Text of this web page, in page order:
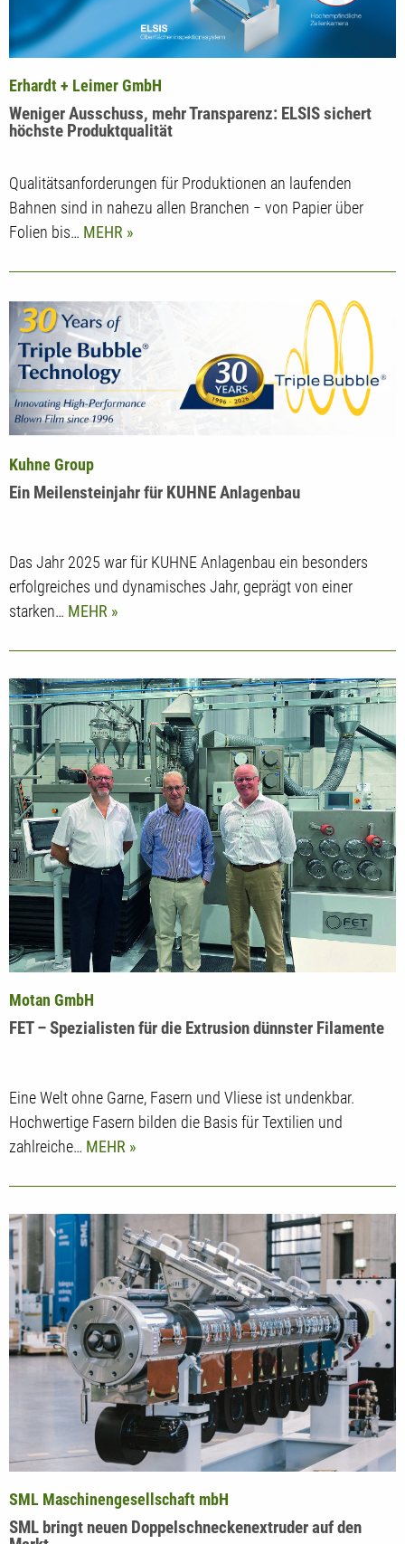
Weniger Ausschuss, mehr Transparenz: ELSIS sichert
höchste Produktqualität
Erhardt + Leimer GmbH
Qualitätsanforderungen für Produktionen an laufenden
Bahnen sind in nahezu allen Branchen − von Papier über
Folien bis… MEHR
Ein Meilensteinjahr für KUHNE Anlagenbau
Kuhne Group
Das Jahr 2025 war für KUHNE Anlagenbau ein besonders
erfolgreiches und dynamisches Jahr, geprägt von einer
starken… MEHR
FET – Spezialisten für die Extrusion dünnster Filamente
Motan GmbH
Eine Welt ohne Garne, Fasern und Vliese ist undenkbar.
Hochwertige Fasern bilden die Basis für Textilien und
zahlreiche… MEHR
SML bringt neuen Doppelschneckenextruder auf den
SML Maschinengesellschaft mbH